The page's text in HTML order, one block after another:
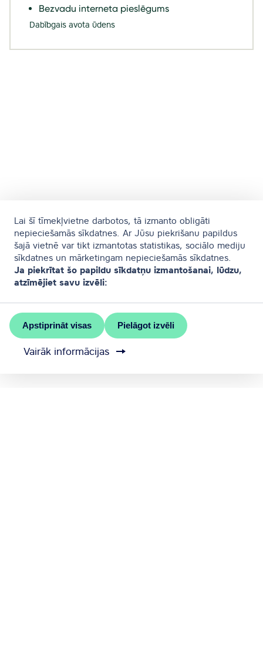
Bezvadu interneta pieslēgums
Dabībgais avota ūdens
Lai šī tīmekļvietne darbotos, tā izmanto obligāti
nepieciešamās sīkdatnes. Ar Jūsu piekrišanu papildus
šajā vietnē var tikt izmantotas statistikas, sociālo mediju
sīkdatnes un mārketingam nepieciešamās sīkdatnes.
Ja piekrītat šo papildu sīkdatņu izmantošanai, lūdzu,
atzīmējiet savu izvēli:
Apstiprināt visas Pielāgot izvēli
Vairāk informācijas